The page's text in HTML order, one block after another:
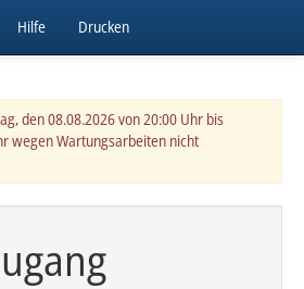
Hilfe Drucken
den 08.08.2026 von 20:00 Uhr bis
wegen Wartungsarbeiten nicht